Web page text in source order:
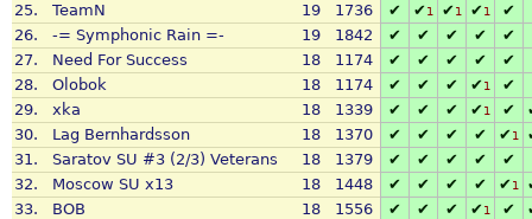
25.
TeamN 19 1736 ✔ ✔1 ✔1 ✔1 ✔
26.
-= Symphonic Rain =- 19 1842 ✔ ✔ ✔ ✔ ✔
27.
Need For Success 18 1174 ✔ ✔ ✔ ✔ ✔
28.
Olobok 18 1174 ✔ ✔ ✔ ✔1 ✔
29.
xka 18 1339 ✔ ✔ ✔ ✔1 ✔
30.
Lag Bernhardsson 18 1370 ✔ ✔ ✔ ✔ ✔1
31.
Saratov SU #3 (2/3) Veterans 18 1379 ✔ ✔ ✔ ✔ ✔
32.
Moscow SU x13 18 1448 ✔ ✔ ✔ ✔ ✔1
33.
BOB 18 1556 ✔ ✔ ✔ ✔1 ✔